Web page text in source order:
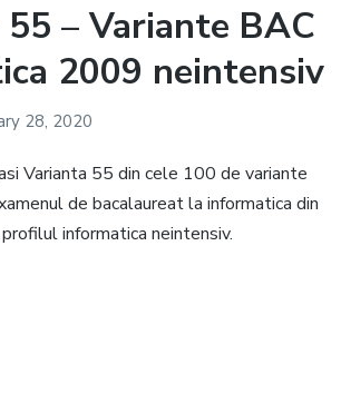
– Variante BAC
2009 neintensiv
28, 2020
Varianta 55 din cele 100 de variante
de bacalaureat la informatica din
informatica neintensiv.